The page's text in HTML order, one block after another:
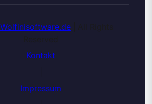
Wolfinisoftware.de
Kontakt
Impressum